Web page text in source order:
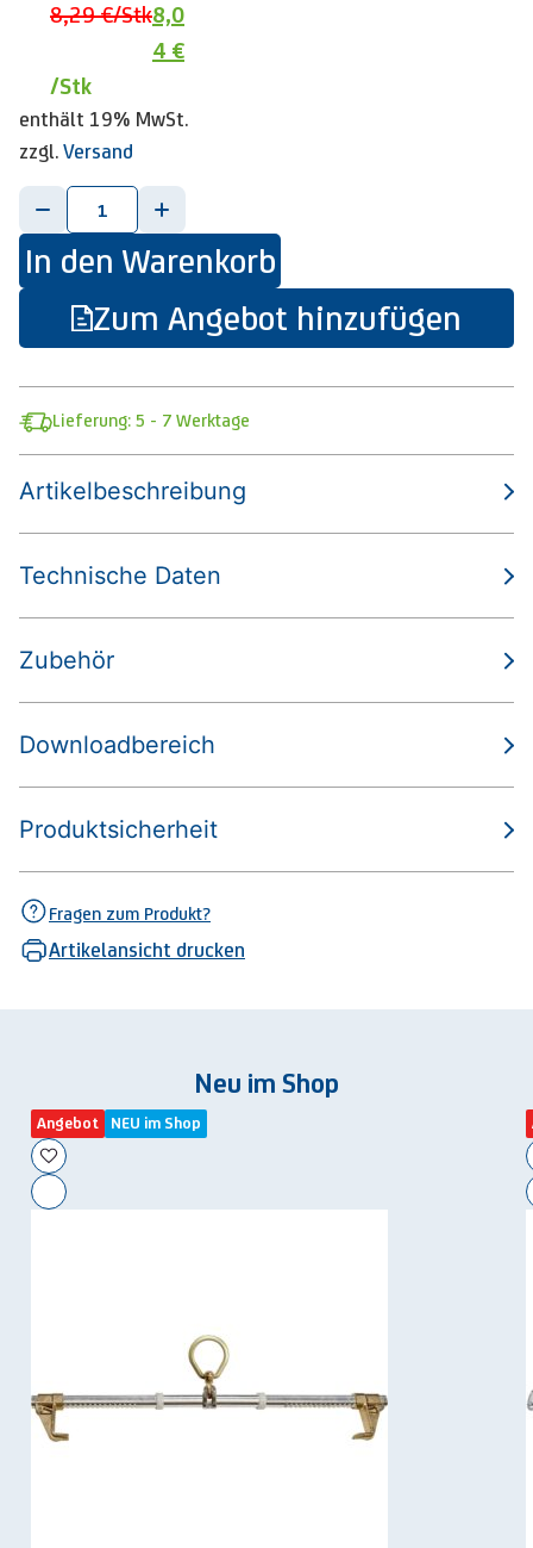
8,29 €/Stk8,0
4 €
/Stk
enthält 19% MwSt.
zzgl. Versand
-
+
In den Warenkorb
Zum Angebot hinzufügen
Lieferung: 5 - 7 Werktage
Artikelbeschreibung
Technische Daten
Zubehör
Downloadbereich
Produktsicherheit
Fragen zum Produkt?
Artikelansicht drucken
Neu im Shop
Angebot NEU im Shop